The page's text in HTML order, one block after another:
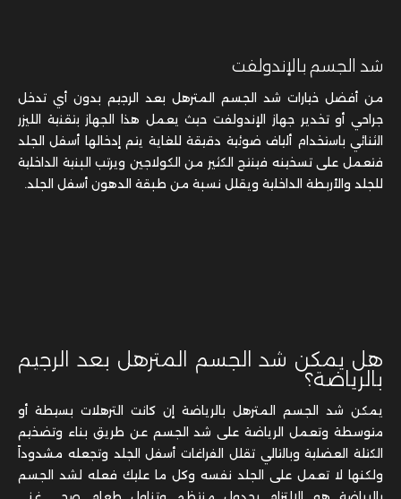
شد الجسم بالإندولفت
من أفضل خيارات شد الجسم المترهل بعد الرجيم بدون أي تدخل
جراحي أو تخدير جهاز الإندولفت حيث يعمل هذا الجهاز بتقنية الليزر
الثنائي باستخدام ألياف ضوئية دقيقة للغاية يتم إدخالها أسفل الجلد
فتعمل على تسخينه فينتج الكثير من الكولاجين ويرتب البنية الداخلية
للجلد والأربطة الداخلية ويقلل نسبة من طبقة الدهون أسفل الجلد.
هل يمكن شد الجسم المترهل بعد الرجيم
بالرياضة؟
يمكن شد الجسم المترهل بالرياضة إن كانت الترهلات بسيطة أو
متوسطة وتعمل الرياضة على شد الجسم عن طريق بناء وتضخيم
الكتلة العضلية وبالتالي تقلل الفراغات أسفل الجلد وتجعله مشدوداً
ولكنها لا تعمل على الجلد نفسه وكل ما عليك فعله لشد الجسم